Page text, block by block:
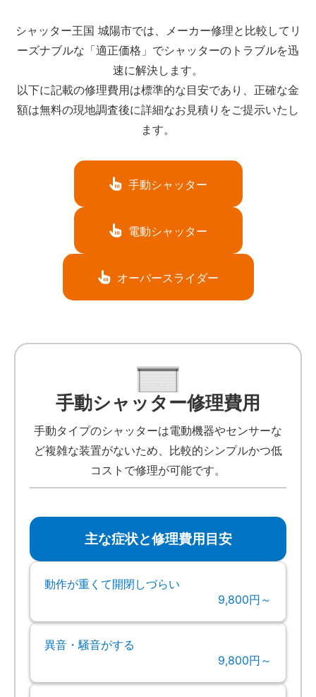
シャッター王国 城陽市では、メーカー修理と比較してリ
ーズナブルな「適正価格」でシャッターのトラブルを迅
速に解決します。
以下に記載の修理費用は標準的な目安であり、正確な金
額は無料の現地調査後に詳細なお見積りをご提示いたし
ます。
手動シャッター
電動シャッター
オーバースライダー
手動シャッター修理費用
手動タイプのシャッターは電動機器やセンサーな
ど複雑な装置がないため、比較的シンプルかつ低
コストで修理が可能です。
主な症状と修理費用目安
動作が重くて開閉しづらい
9,800円～
異音・騒音がする
9,800円～